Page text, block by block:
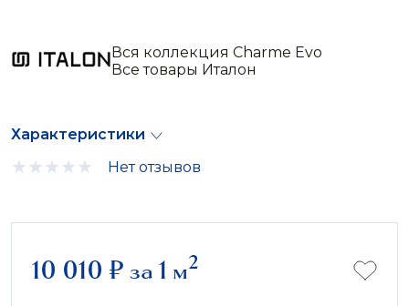
Вся коллекция Charme Evo
Все товары Италон
Характеристики
Нет отзывов
10 010 ₽за 1 м2